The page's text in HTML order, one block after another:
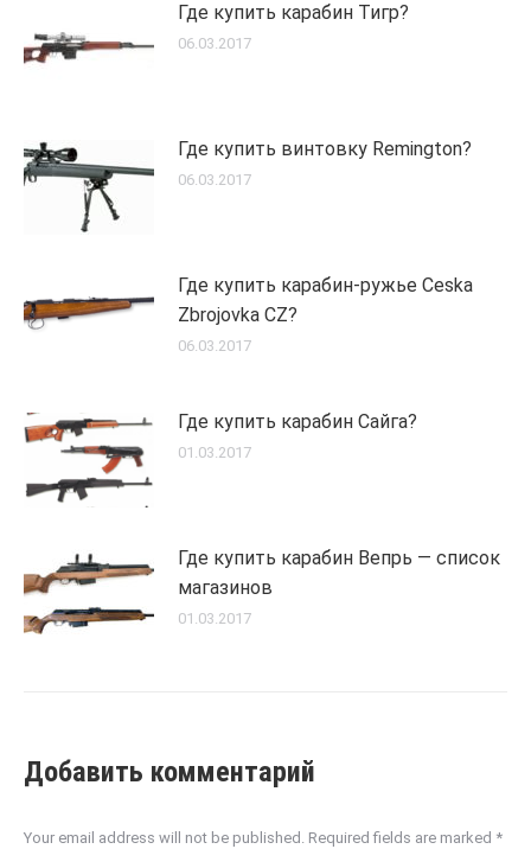
Где купить карабин Тигр?
06.03.2017
Где купить винтовку Remington?
06.03.2017
Где купить карабин-ружье Ceska
Zbrojovka CZ?
06.03.2017
Где купить карабин Сайга?
01.03.2017
Где купить карабин Вепрь — список
магазинов
01.03.2017
Добавить комментарий
Your email address will not be published. Required fields are marked *